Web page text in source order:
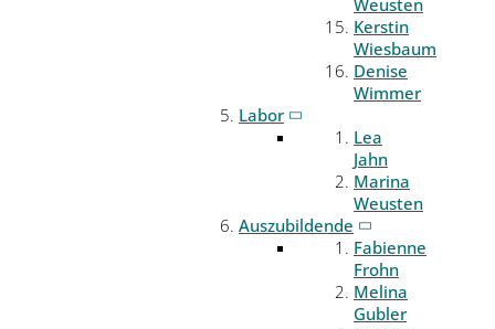
Weusten
Kerstin
Wiesbaum
Denise
Wimmer
Labor
Lea
Jahn
Marina
Weusten
Auszubildende
Fabienne
Frohn
Melina
Gubler